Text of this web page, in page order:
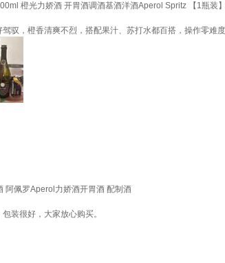
橙光力娇酒 开胃酒调酒基酒洋酒Aperol Spritz 【1瓶装
驭，橙香清爽不烈，搭配果汁、苏打水都百搭，操作零难
阿佩罗Aperol力娇酒开胃酒 配制酒
装很好，大家放心购买。